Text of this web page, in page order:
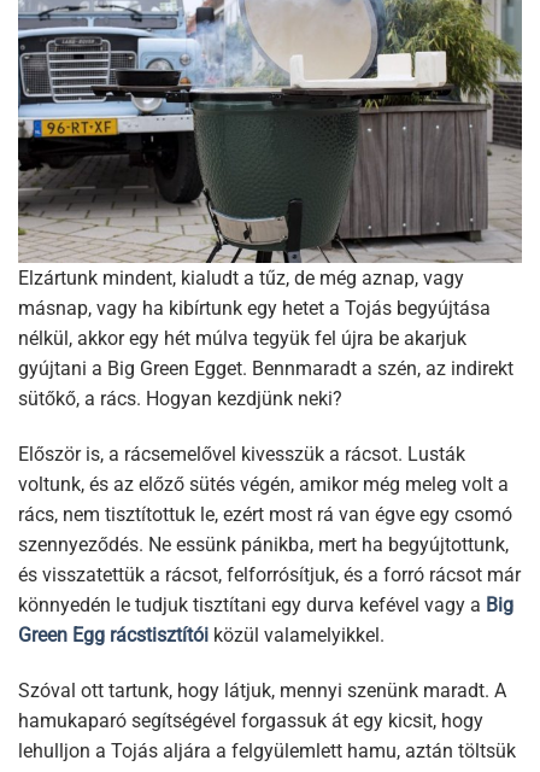
Elzártunk mindent, kialudt a tűz, de még aznap, vagy
másnap, vagy ha kibírtunk egy hetet a Tojás begyújtása
nélkül, akkor egy hét múlva tegyük fel újra be akarjuk
gyújtani a Big Green Egget. Bennmaradt a szén, az indirekt
sütőkő, a rács. Hogyan kezdjünk neki?
Először is, a rácsemelővel kivesszük a rácsot. Lusták
voltunk, és az előző sütés végén, amikor még meleg volt a
rács, nem tisztítottuk le, ezért most rá van égve egy csomó
szennyeződés. Ne essünk pánikba, mert ha begyújtottunk,
és visszatettük a rácsot, felforrósítjuk, és a forró rácsot már
könnyedén le tudjuk tisztítani egy durva kefével vagy a Big
Green Egg rácstisztítói közül valamelyikkel.
Szóval ott tartunk, hogy látjuk, mennyi szenünk maradt. A
hamukaparó segítségével forgassuk át egy kicsit, hogy
lehulljon a Tojás aljára a felgyülemlett hamu, aztán töltsük